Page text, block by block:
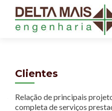
Clientes
Relação de principais
completa de serviços